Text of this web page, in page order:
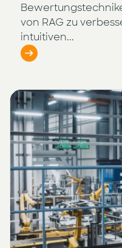
von RAG zu
intuitiven...